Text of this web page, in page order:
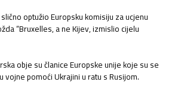
optužio Europsku komisiju za ucjenu
“Bruxelles, a ne Kijev, izmislio cijelu
obje su članice Europske unije koje su se
vojne pomoći Ukrajini u ratu s Rusijom.